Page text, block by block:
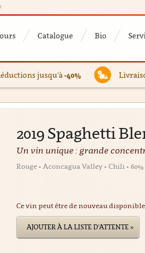
Catalogue Bio
jusqu'à-40%
2019 Spaghetti
Un vin unique : grande
Rouge • Aconcagua Valley • Chili •
Ce vin peut être de nouveau
AJOUTER À LA LISTE D'ATTENTE »